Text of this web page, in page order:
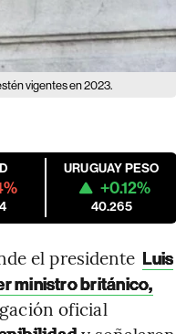
vigentes en 2023.
URUGUAY PESO
+0.12%
40.265
el presidente Luis
ministro británico,
oficial